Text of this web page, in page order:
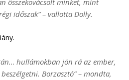
összekovácsolt minket, mint
időszak” – vallotta Dolly.
hullámokban jön rá az ember,
Borzasztó” – mondta,